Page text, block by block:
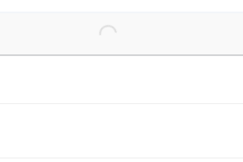
Loading...